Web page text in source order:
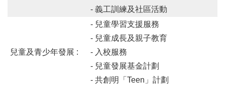
- 義工訓練及社區活動
兒童及青少年發展 :
- 兒童學習支援服務
- 兒童成長及親子教育
- 入校服務
- 兒童發展基金計劃
- 共創明「Teen」計劃